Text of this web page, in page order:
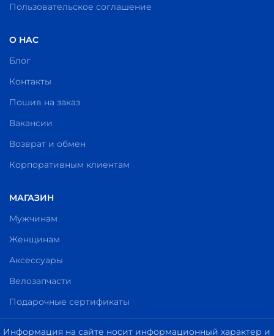
Пользовательское соглашение
О НАС
Блог
Контакты
Пошив на заказ
Вакансии
Возврат и обмен
Корпоративным клиентам
МАГАЗИН
Мужчинам
Женщинам
Аксессуары
Велозапчасти
Подарочные сертификаты
Информация на сайте носит информационный характер и